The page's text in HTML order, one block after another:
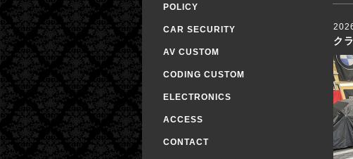
ク
POLICY
CAR SECURITY
AV CUSTOM
CODING CUSTOM
ELECTRONICS
ACCESS
CONTACT